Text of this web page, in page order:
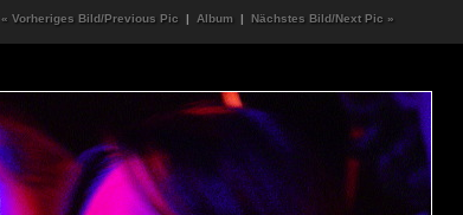
« Vorheriges Bild/Previous Pic | Album | Nächstes Bild/Next Pic »